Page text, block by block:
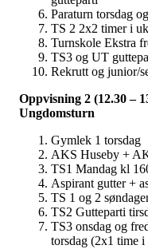
Paraturn torsdag
TS 2 2x2 timer i
Turnskole Ekstra
TS3 og UT
Rekrutt og junior/
Oppvisning 2 (12.30 –
Ungdomsturn
Gymlek 1 torsdag
AKS Huseby +
TS1 Mandag kl
Aspirant gutter +
TS 1 og 2
TS2 Gutteparti
TS3 onsdag og
torsdag (2x1 time i